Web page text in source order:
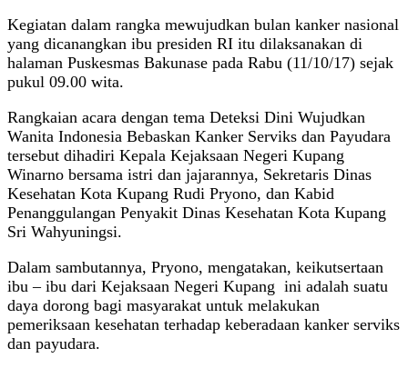
Kegiatan dalam rangka mewujudkan bulan kanker nasional
yang dicanangkan ibu presiden RI itu dilaksanakan di
halaman Puskesmas Bakunase pada Rabu (11/10/17) sejak
pukul 09.00 wita.
Rangkaian acara dengan tema Deteksi Dini Wujudkan
Wanita Indonesia Bebaskan Kanker Serviks dan Payudara
tersebut dihadiri Kepala Kejaksaan Negeri Kupang
Winarno bersama istri dan jajarannya, Sekretaris Dinas
Kesehatan Kota Kupang Rudi Pryono, dan Kabid
Penanggulangan Penyakit Dinas Kesehatan Kota Kupang
Sri Wahyuningsi.
Dalam sambutannya, Pryono, mengatakan, keikutsertaan
ibu – ibu dari Kejaksaan Negeri Kupang ini adalah suatu
daya dorong bagi masyarakat untuk melakukan
pemeriksaan kesehatan terhadap keberadaan kanker serviks
dan payudara.